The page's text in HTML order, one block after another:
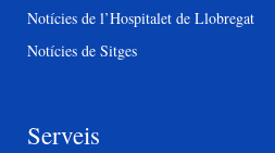
Notícies de l’Hospitalet de Llobregat
Notícies de Sitges
Serveis